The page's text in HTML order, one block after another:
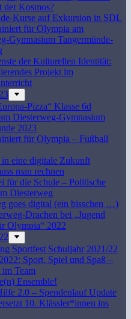
der Kosmos?
Kurse auf Exkursion in SDL
für Olympia am
Gymnasium Tangermünde-
der Kulturellen Identität:
Projekt im
Pizza“ Klasse 6d
Diesterweg-Gymnasium
2023
für Olympia – Fußball
in eine digitale Zukunft
man rechnen
für die Schule – Politische
Diesterweg
goes digital (ein bisschen …)
Drachen bei „Jugend
Olympia“ 2022
Sportfest Schuljahr 2021/22
Sport, Spiel und Spaß –
Team
Ensemble!
2.0 – Spendenlauf Update
10. Klässler*innen ins